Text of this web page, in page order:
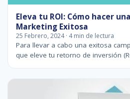
Eleva tu ROI: Cómo hacer
Marketing Exitosa
25 Febrero, 2024 · 4 min de lectura
Para llevar a cabo una exitosa
que eleve tu retorno de inversión